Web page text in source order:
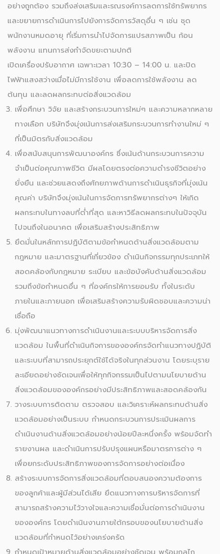
อย่างถูกต้อง รวมถึงส่งเสริมและรณรงค์การลดการใช้ทรัพยากร
และขยายการดำเนินการไปยังการจัดการวัสดุอื่น ๆ เช่น ชุด
พนักงานหมดอายุ ที่เริ่มการนำไปจัดการแปรสภาพเป็น ก้อน
พลังงาน แทนการส่งกำจัดขยะตามปกติ
เปิดเครื่องปรับอากาศ เฉพาะเวลา 10:30 – 14:00 น. และปิด
ไฟฟ้าแสงสว่างเมื่อไม่มีการใช้งาน เพื่อลดการใช้พลังงาน ลด
ต้นทุน และลดผลกระทบต่อสิ่งแวดล้อม
เพื่อศึกษา วิจัย และสร้างกระบวนการใหม่ๆ และความหลากหลาย
ทางเลือก บริษัทจึงมุ่งเน้นการส่งเสริมกระบวนการทำงานใหม่ ๆ
ที่เป็นมิตรกับสิ่งแวดล้อม
เพื่อสนับสนุนการพัฒนาองค์กร ซึ่งเน้นด้านกระบวนการความ
จำเป็นต่อคุณภาพชีวิต มีผลโดยตรงต่อความดำรงชีวิตอย่าง
ยั่งยืน และช่วยแสดงถึงศักยภาพด้านการดำเนินธุรกิจที่มุ่งเน้น
คุณค่า บริษัทจึงมุ่งเน้นในการจัดการทรัพยากรต่างๆ ให้เกิด
ผลกระทบในทางลบที่ต่ำที่สุด และหาวิธีลดผลกระทบในปัจจุบัน
ไปจนถึงในอนาคต เพื่อเสริมสร้างประสิทธิภาพ
ยึดมั่นในหลักการปฏิบัติตามข้อกำหนดด้านสิ่งแวดล้อมตาม
กฎหมาย และมาตรฐานที่เกี่ยวข้อง ดำเนินกิจกรรมทุกประเภทให้
สอดคล้องกับกฎหมาย ระเบียบ และข้อบังคับด้านสิ่งแวดล้อม
รวมถึงข้อกำหนดอื่น ๆ ที่องค์กรให้การยอมรับ ทั้งในระดับ
ภายในและภายนอก เพื่อเสริมสร้างความรับผิดชอบและความน่า
เชื่อถือ
มุ่งพัฒนาแนวทางการดำเนินงานและระบบบริหารจัดการสิ่ง
แวดล้อม ในพื้นที่ดำเนินกิจการขององค์กรจัดทำแนวทางปฏิบัติ
และระบบที่สามารถประยุกต์ใช้ได้จริงในทุกส่วนงาน โดยระบุราย
ละเอียดอย่างชัดเจนเพื่อให้ทุกกิจกรรมเป็นไปตามนโยบายด้าน
สิ่งแวดล้อมขององค์กรอย่างมีประสิทธิภาพและสอดคล้องกัน
วางระบบการติดตาม ตรวจสอบ และวิเคราะห์ผลกระทบด้านสิ่ง
แวดล้อมอย่างเป็นระบบ กำหนดกระบวนการประเมินผลการ
ดำเนินงานด้านสิ่งแวดล้อมอย่างน้อยปีละหนึ่งครั้ง พร้อมจัดทำ
รายงานผล และดำเนินการปรับปรุงแผนหรือมาตรการต่าง ๆ
เพื่อยกระดับประสิทธิภาพของการจัดการอย่างต่อเนื่อง
สร้างระบบการจัดการสิ่งแวดล้อมที่ตอบสนองความต้องการ
ของลูกค้าและผู้มีส่วนได้เสีย ยึดแนวทางการบริหารจัดการที่
สามารถสร้างความไว้วางใจและความเชื่อมั่นต่อการดำเนินงาน
ขององค์กร โดยดำเนินงานภายใต้กรอบของนโยบายด้านสิ่ง
แวดล้อมที่กำหนดไว้อย่างเคร่งครัด